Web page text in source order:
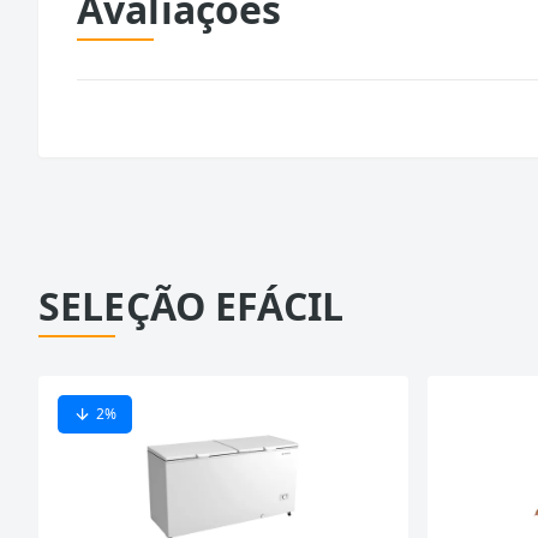
SELEÇÃO EFÁCIL
2%